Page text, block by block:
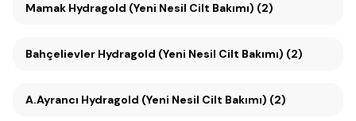
Mamak Hydragold (Yeni Nesil Cilt Bakımı) (2)
Bahçelievler Hydragold (Yeni Nesil Cilt Bakımı) (2)
A.Ayrancı Hydragold (Yeni Nesil Cilt Bakımı) (2)